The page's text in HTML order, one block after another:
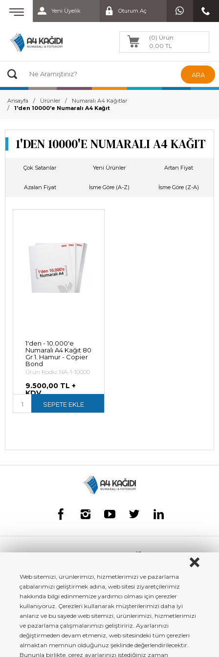
Yeni Üyelik Oturum Aç
(0) Ürün
0,00 TL
ARA
Ansayfa Ürünler
Numaralı A4 Kağıtlar
1'den 10000'e Numaralı A4 Kağıt
1'DEN 10000'E NUMARALI A4 KAĞIT
Çok Satanlar Yeni Ürünler Artan Fiyat
Azalan Fiyat İsme Göre (A-Z) İsme Göre (Z-A)
1'den - 10.000'e
Numaralı A4 Kağıt 80
Gr 1. Hamur - Copier
Bond
Ürün Kodu: NA-1-10000
9.500,00 TL +
KDV
11.400,00 TL (KDV
Dahil)
SEPETE EKLE
Web sitemizi, ürünlerimizi, hizmetlerimizi ve pazarlama
çabalarımızı geliştirmek adına, web sitesi ziyaretçilerimiz
hakkında bilgi edinmemize yardımcı olması için çerezler
kullanıyoruz. Çerezleri kullanarak müşterilerimizi daha iyi
anlarız ve bu sayede web sitemizi, ürünlerimizi, hizmetlerimizi
ve pazarlama çalışmalarımızı geliştiririz. Ayarlarınızı
değiştirmeden devam etmeniz, web sitesindeki tüm çerezleri
almaktan memnun olduğunuz şeklinde değerlendirilecektir.
Bununla birlikte, çerez ayarlarınızı istediğiniz zaman